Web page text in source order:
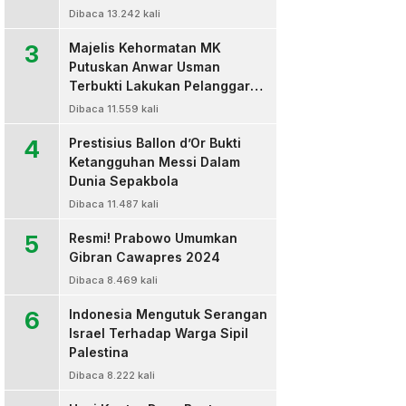
Dibaca 13.242 kali
3
Majelis Kehormatan MK
Putuskan Anwar Usman
Terbukti Lakukan Pelanggaran
Berat Kode Etik dan
Dibaca 11.559 kali
4
Prestisius Ballon d’Or Bukti
Ketangguhan Messi Dalam
Dunia Sepakbola
Dibaca 11.487 kali
5
Resmi! Prabowo Umumkan
Gibran Cawapres 2024
Dibaca 8.469 kali
6
Indonesia Mengutuk Serangan
Israel Terhadap Warga Sipil
Palestina
Dibaca 8.222 kali